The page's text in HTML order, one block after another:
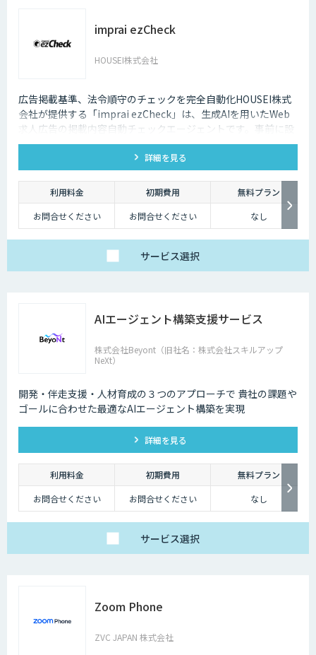
imprai ezCheck
HOUSEI株式会社
広告掲載基準、法令順守のチェックを完全自動化HOUSEI株式
会社が提供する「imprai ezCheck」は、生成AIを用いたWeb
求人広告の掲載内容自動チェックエージェントです。事前に設
定されたチェック条件に基づき、対象求人サイトを自動で巡回
し、結果レポートを送信します。詳細を見る
利用料金 初期費用
無料プラン
お問合せください
お問合せください なし
サービス選択
AIエージェント構築支援サービス
株式会社Beyont（旧社名：株式会社スキルアップ
NeXt）
開発・伴走支援・人材育成の３つのアプローチで 貴社の課題や
ゴールに合わせた最適なAIエージェント構築を実現
詳細を見る
利用料金 初期費用
無料プラン
お問合せください
お問合せください なし
サービス選択
Zoom Phone
ZVC JAPAN 株式会社